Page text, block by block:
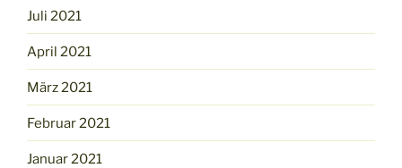
Juli 2021
April 2021
März 2021
Februar 2021
Januar 2021